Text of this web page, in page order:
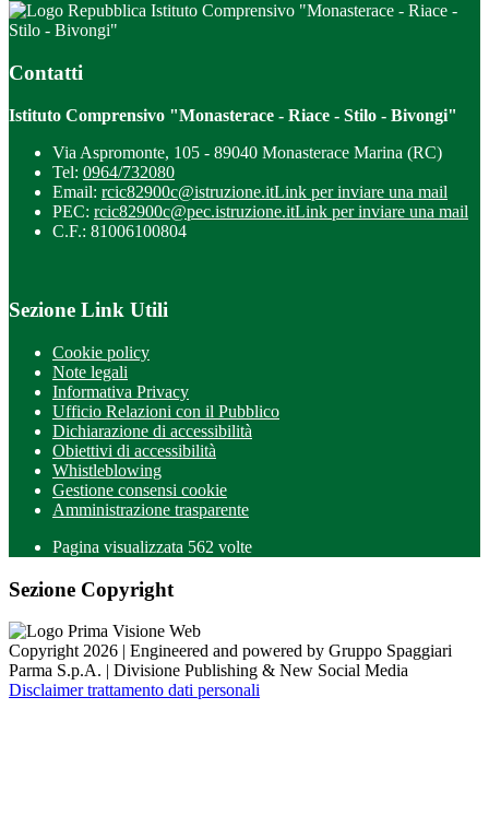
Istituto Comprensivo "Monasterace - Riace -
Stilo - Bivongi"
Contatti
Istituto Comprensivo "Monasterace - Riace - Stilo - Bivongi"
Via Aspromonte, 105 - 89040 Monasterace Marina (RC)
Tel: 0964/732080
Email: rcic82900c@istruzione.itLink per inviare una mail
PEC: rcic82900c@pec.istruzione.itLink per inviare una mail
C.F.: 81006100804
Sezione Link Utili
Cookie policy
Note legali
Informativa Privacy
Ufficio Relazioni con il Pubblico
Dichiarazione di accessibilità
Obiettivi di accessibilità
Whistleblowing
Gestione consensi cookie
Amministrazione trasparente
Pagina visualizzata 562 volte
Sezione Copyright
Copyright 2026 | Engineered and powered by Gruppo Spaggiari
Parma S.p.A. | Divisione Publishing & New Social Media
Disclaimer trattamento dati personali